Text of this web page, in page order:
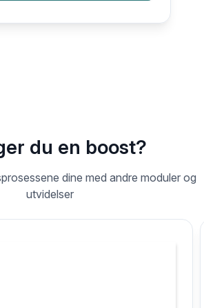
du en boost?
dine med andre moduler og
utvidelser